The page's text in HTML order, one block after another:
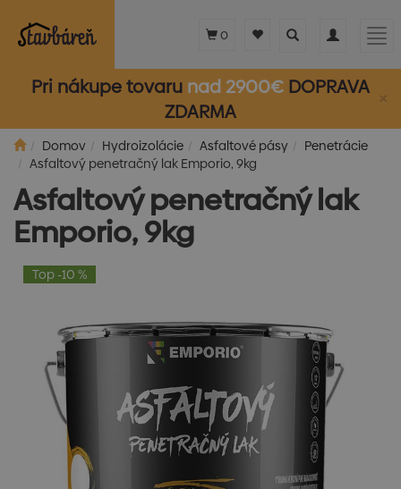
Pri nákupe tovaru nad 2900€ DOPRAVA
ZDARMA
Toggle
Toggle
0
Domov Hydroizolácie Asfaltové pásy
Penetrácie
Asfaltový penetračný lak Emporio, 9kg
Asfaltový penetračný lak
Emporio, 9kg
Top -10 %